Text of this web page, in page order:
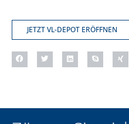
JETZT VL-DEPOT ERÖFFNEN